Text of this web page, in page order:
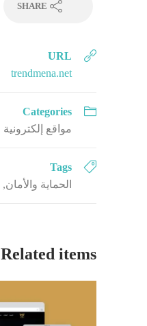
SHARE
URL
trendmena.net
Categories
مواقع إلكترونية
Tags
الحماية والأمان,
Related items